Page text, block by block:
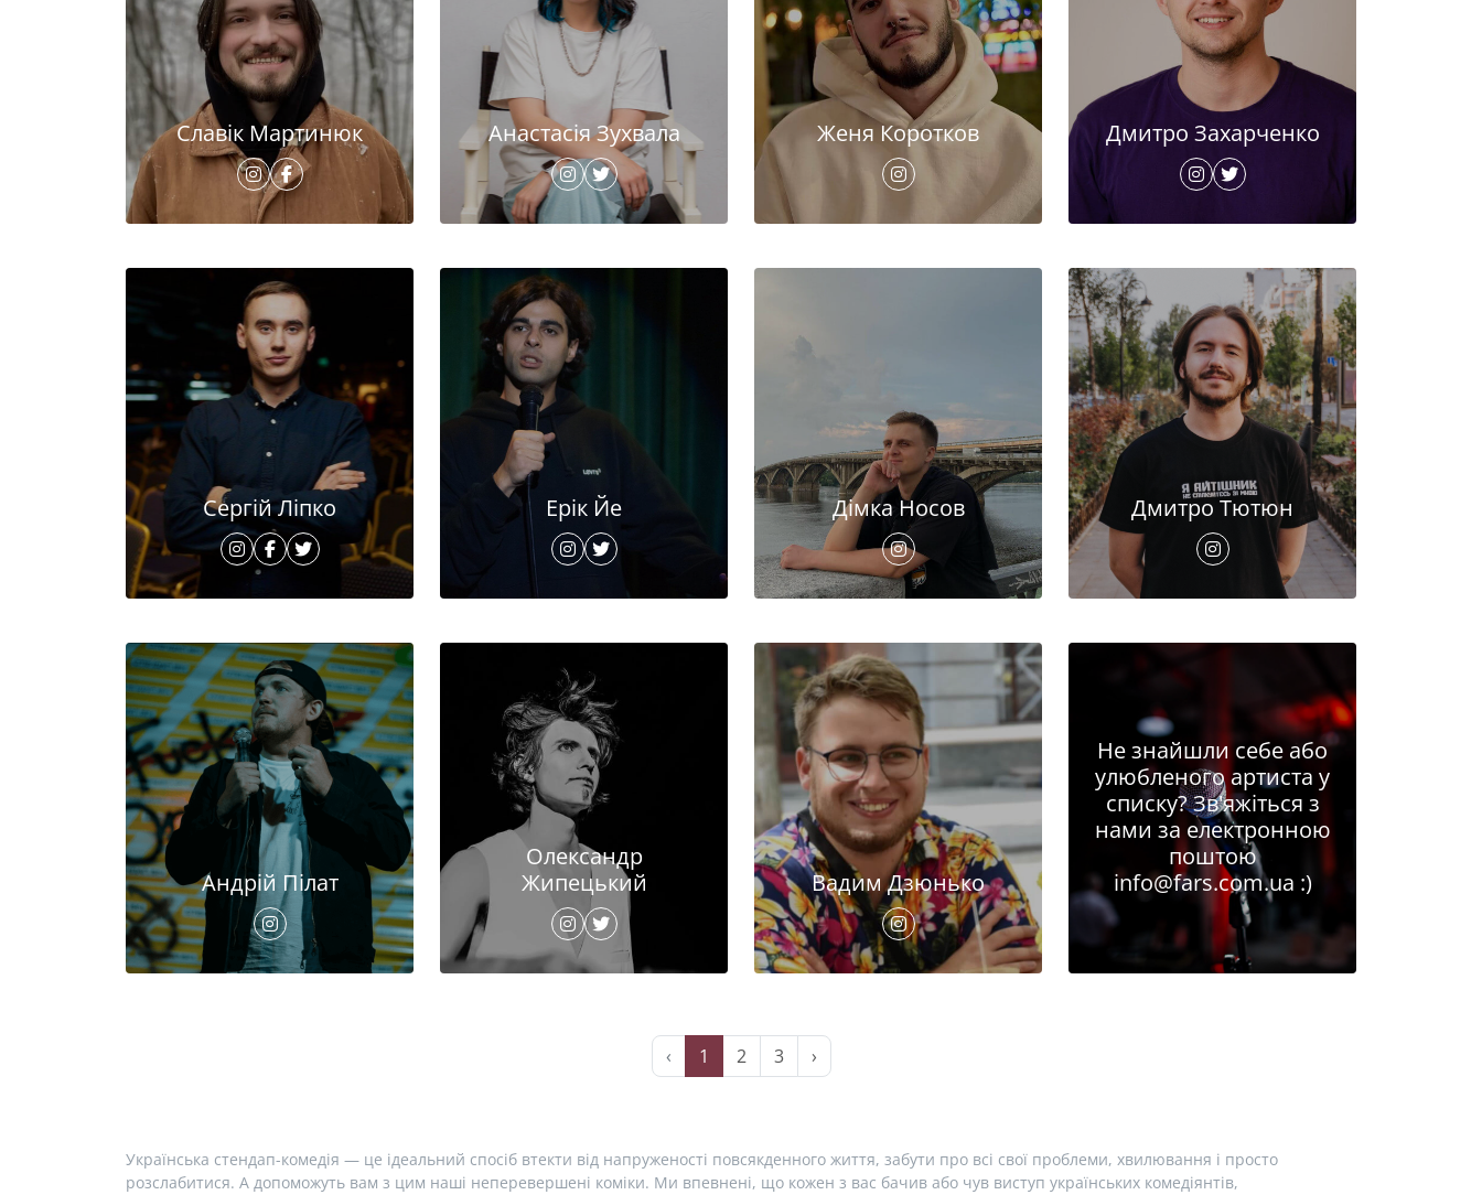
Славік Мартинюк Анастасія Зухвала Женя Коротков Дмитро Захарченко
Сергій Ліпко Ерік Йе Дімка Носов Дмитро Тютюн
Андрій Пілат
Олександр
Жипецький
Вадим Дзюнько
Не знайшли себе або
улюбленого артиста у
списку? Зв'яжіться з
нами за електронною
поштою
info@fars.com.ua :)
‹ 1 2 3 ›
Українська стендап-комедія — це ідеальний спосіб втекти від напруженості повсякденного життя, забути про всі свої проблеми, хвилювання і просто
розслабитися. А допоможуть вам з цим наші неперевершені коміки. Ми впевнені, що кожен з вас бачив або чув виступ українських комедіянтів,